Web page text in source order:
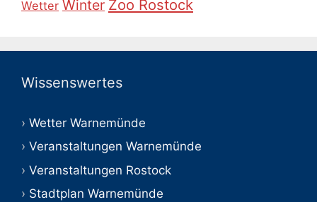
Wetter Winter Zoo Rostock
Wissenswertes
Wetter Warnemünde
Veranstaltungen Warnemünde
Veranstaltungen Rostock
Stadtplan Warnemünde